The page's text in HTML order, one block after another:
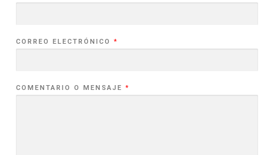
CORREO ELECTRÓNICO *
COMENTARIO O MENSAJE *